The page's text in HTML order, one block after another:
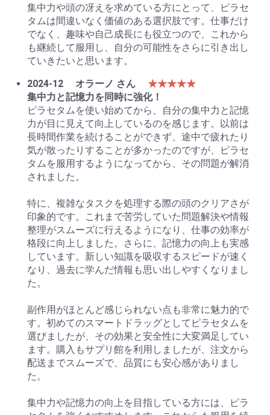
集中力や頭の冴えを求めている方にとって、ピラセ
タムは間違いなく価値のある選択肢です。仕事だけ
でなく、趣味や自己成長にも役立つので、これから
も継続して服用し、自分の可能性をさらに引き出し
ていきたいと思います。
2024-12
オラーノ さん
★★★★★
集中力と記憶力を同時に強化！
ピラセタムを使い始めてから、自分の集中力と記憶
力が目に見えて向上しているのを感じます。以前は
長時間作業を続けることができず、途中で疲れたり
気が散ったりすることが多かったのですが、ピラセ
タムを服用するようになってから、その問題が解消
されました。
特に、複雑なタスクを処理する際の頭のクリアさが
印象的です。これまで苦労していた問題解決や情報
整理がスムーズに行えるようになり、仕事の効率が
格段に向上しました。さらに、記憶力の向上も実感
しています。新しい知識を吸収するスピードが速く
なり、過去に学んだ情報も思い出しやすくなりまし
た。
副作用がほとんど感じられない点も非常に魅力的で
す。初めてのスマートドラッグとしてピラセタムを
選びましたが、その効果と安全性に大変満足してい
ます。購入もサプリ館を利用しましたが、注文から
配送までスムーズで、品質にも安心感がありまし
た。
集中力や記憶力の向上を目指している方には、ピラ